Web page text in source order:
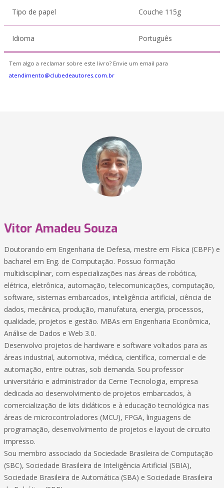
Tipo de papel Couche 115g
Idioma Português
Tem algo a reclamar sobre este livro? Envie um email para
atendimento@clubedeautores.com.br
Vitor Amadeu Souza
Doutorando em Engenharia de Defesa, mestre em Física (CBPF) e
bacharel em Eng. de Computação. Possuo formação
multidisciplinar, com especializações nas áreas de robótica,
elétrica, eletrônica, automação, telecomunicações, computação,
software, sistemas embarcados, inteligência artificial, ciência de
dados, mecânica, produção, manufatura, energia, processos,
qualidade, projetos e gestão. MBAs em Engenharia Econômica,
Análise de Dados e Web 3.0.
Desenvolvo projetos de hardware e software voltados para as
áreas industrial, automotiva, médica, científica, comercial e de
automação, entre outras, sob demanda. Sou professor
universitário e administrador da Cerne Tecnologia, empresa
dedicada ao desenvolvimento de projetos embarcados, à
comercialização de kits didáticos e à educação tecnológica nas
áreas de microcontroladores (MCU), FPGA, linguagens de
programação, desenvolvimento de projetos e layout de circuito
impresso.
Sou membro associado da Sociedade Brasileira de Computação
(SBC), Sociedade Brasileira de Inteligência Artificial (SBIA),
Sociedade Brasileira de Automática (SBA) e Sociedade Brasileira